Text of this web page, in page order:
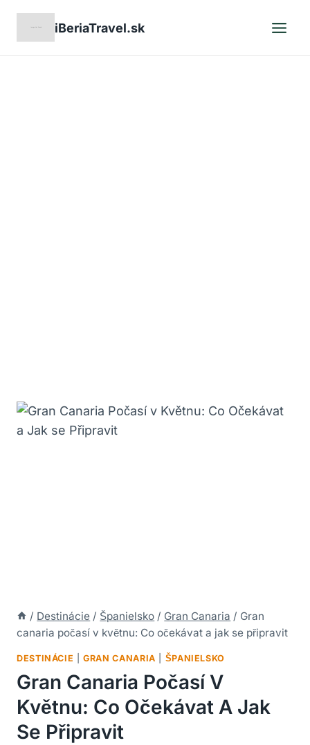
iBeriaTravel.sk
/ Destinácie / Španielsko / Gran Canaria / Gran
canaria počasí v květnu: Co očekávat a jak se připravit
DESTINÁCIE |GRAN CANARIA ŠPANIELSKO
Gran Canaria Počasí V
Květnu: Co Očekávat A Jak
Se Připravit